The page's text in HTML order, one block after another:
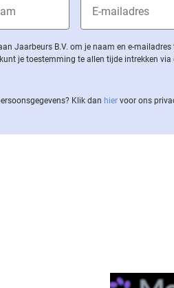
Jaarbeurs B.V. om je naam en e-mailadres
je toestemming te allen tijde intrekken
Klik dan hier voor ons